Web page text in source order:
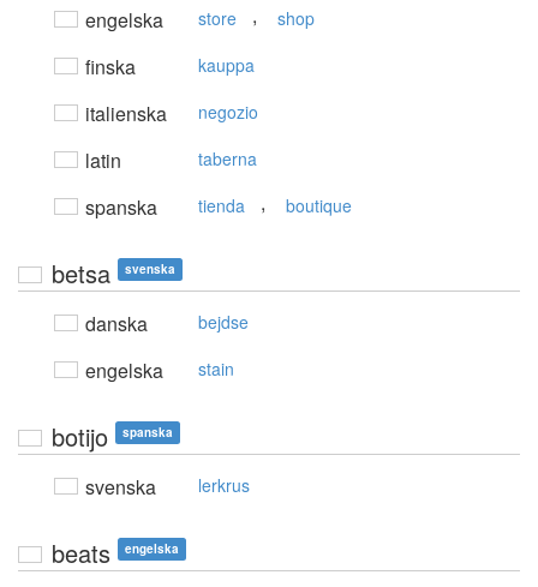
engelska store , shop
finska kauppa
italienska negozio
latin taberna
spanska tienda , boutique
betsa svenska
danska bejdse
engelska stain
botijo spanska
svenska lerkrus
beats engelska